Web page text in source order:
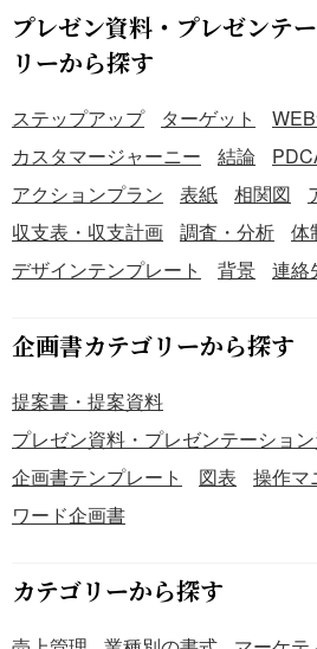
い。
プレゼン資料・プレゼンテ
リーから探す
ステップアップ ターゲット
カスタマージャーニー
結論
アクションプラン
表紙 相関図
収支表・収支計画
調査・分析 体
デザインテンプレート
背景 連絡
企画書カテゴリーから探す
提案書・提案資料
プレゼン資料・プレゼンテーショ
企画書テンプレート
図表
操作マ
ワード企画書
カテゴリーから探す